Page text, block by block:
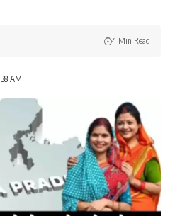
AM
4 Min Read